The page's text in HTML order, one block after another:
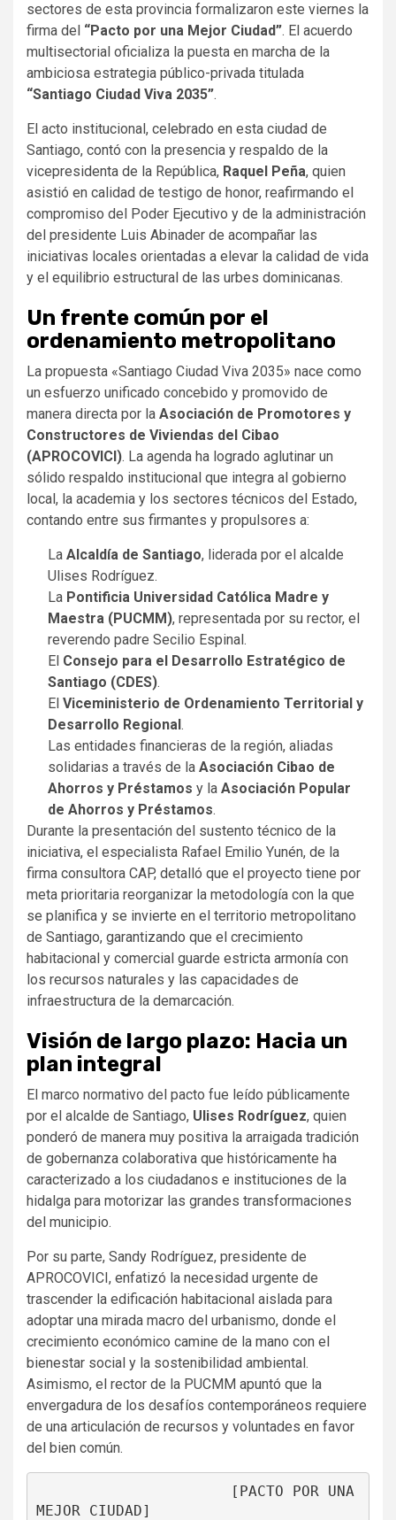
sectores de esta provincia formalizaron este viernes la
firma del “Pacto por una Mejor Ciudad”. El acuerdo
multisectorial oficializa la puesta en marcha de la
ambiciosa estrategia público-privada titulada
“Santiago Ciudad Viva 2035”.
El acto institucional, celebrado en esta ciudad de
Santiago, contó con la presencia y respaldo de la
vicepresidenta de la República, Raquel Peña, quien
asistió en calidad de testigo de honor, reafirmando el
compromiso del Poder Ejecutivo y de la administración
del presidente Luis Abinader de acompañar las
iniciativas locales orientadas a elevar la calidad de vida
y el equilibrio estructural de las urbes dominicanas.
Un frente común por el
ordenamiento metropolitano
La propuesta «Santiago Ciudad Viva 2035» nace como
un esfuerzo unificado concebido y promovido de
manera directa por la Asociación de Promotores y
Constructores de Viviendas del Cibao
(APROCOVICI). La agenda ha logrado aglutinar un
sólido respaldo institucional que integra al gobierno
local, la academia y los sectores técnicos del Estado,
contando entre sus firmantes y propulsores a:
La Alcaldía de Santiago, liderada por el alcalde
Ulises Rodríguez.
La Pontificia Universidad Católica Madre y
Maestra (PUCMM), representada por su rector, el
reverendo padre Secilio Espinal.
El Consejo para el Desarrollo Estratégico de
Santiago (CDES).
El Viceministerio de Ordenamiento Territorial y
Desarrollo Regional.
Las entidades financieras de la región, aliadas
solidarias a través de la Asociación Cibao de
Ahorros y Préstamos y la Asociación Popular
de Ahorros y Préstamos.
Durante la presentación del sustento técnico de la
iniciativa, el especialista Rafael Emilio Yunén, de la
firma consultora CAP, detalló que el proyecto tiene por
meta prioritaria reorganizar la metodología con la que
se planifica y se invierte en el territorio metropolitano
de Santiago, garantizando que el crecimiento
habitacional y comercial guarde estricta armonía con
los recursos naturales y las capacidades de
infraestructura de la demarcación.
Visión de largo plazo: Hacia un
plan integral
El marco normativo del pacto fue leído públicamente
por el alcalde de Santiago, Ulises Rodríguez, quien
ponderó de manera muy positiva la arraigada tradición
de gobernanza colaborativa que históricamente ha
caracterizado a los ciudadanos e instituciones de la
hidalga para motorizar las grandes transformaciones
del municipio.
Por su parte, Sandy Rodríguez, presidente de
APROCOVICI, enfatizó la necesidad urgente de
trascender la edificación habitacional aislada para
adoptar una mirada macro del urbanismo, donde el
crecimiento económico camine de la mano con el
bienestar social y la sostenibilidad ambiental.
Asimismo, el rector de la PUCMM apuntó que la
envergadura de los desafíos contemporáneos requiere
de una articulación de recursos y voluntades en favor
del bien común.
MEJOR CIUDAD]